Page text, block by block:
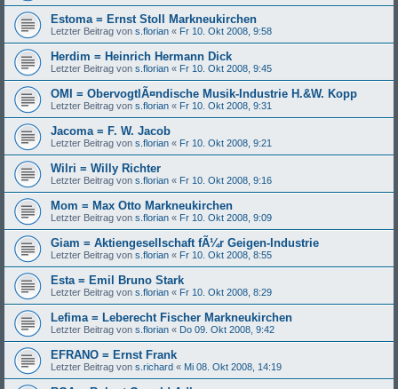
Estoma = Ernst Stoll Markneukirchen
Letzter Beitrag von s.florian « Fr 10. Okt 2008, 9:58
Herdim = Heinrich Hermann Dick
Letzter Beitrag von s.florian « Fr 10. Okt 2008, 9:45
OMI = ObervogtlÃ¤ndische Musik-Industrie H.&W. Kopp
Letzter Beitrag von s.florian « Fr 10. Okt 2008, 9:31
Jacoma = F. W. Jacob
Letzter Beitrag von s.florian « Fr 10. Okt 2008, 9:21
Wilri = Willy Richter
Letzter Beitrag von s.florian « Fr 10. Okt 2008, 9:16
Mom = Max Otto Markneukirchen
Letzter Beitrag von s.florian « Fr 10. Okt 2008, 9:09
Giam = Aktiengesellschaft fÃ¼r Geigen-Industrie
Letzter Beitrag von s.florian « Fr 10. Okt 2008, 8:55
Esta = Emil Bruno Stark
Letzter Beitrag von s.florian « Fr 10. Okt 2008, 8:29
Lefima = Leberecht Fischer Markneukirchen
Letzter Beitrag von s.florian « Do 09. Okt 2008, 9:42
EFRANO = Ernst Frank
Letzter Beitrag von s.richard « Mi 08. Okt 2008, 14:19